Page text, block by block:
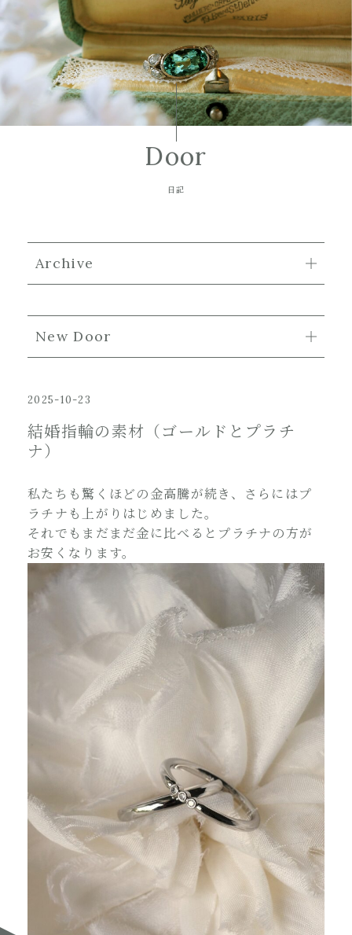
Door
日記
Archive
New Door
2025-10-23
結婚指輪の素材（ゴールドとプラチ
ナ）
私たちも驚くほどの金高騰が続き、さらにはプ
ラチナも上がりはじめました。
それでもまだまだ金に比べるとプラチナの方が
お安くなります。